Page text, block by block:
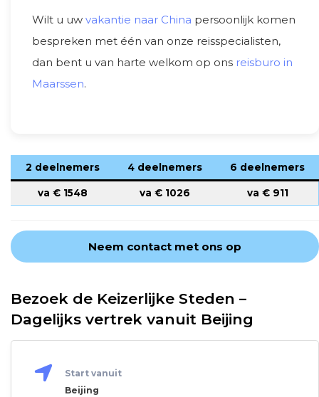
Wilt u uw vakantie naar China persoonlijk komen
bespreken met één van onze reisspecialisten,
dan bent u van harte welkom op ons reisburo in
Maarssen.
2 deelnemers 4 deelnemers 6 deelnemers
va € 1548 va € 1026 va € 911
Neem contact met ons op
Bezoek de Keizerlijke Steden –
Dagelijks vertrek vanuit Beijing
Start vanuit
Beijing